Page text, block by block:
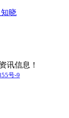
晓
讯信息！
号-9